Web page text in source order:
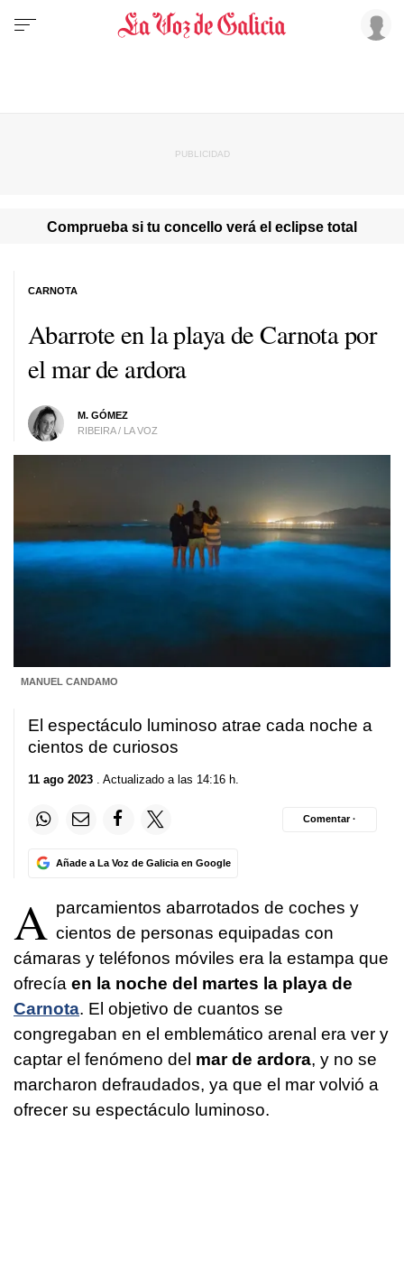
Comprueba si tu concello verá el eclipse total
Abarrote en la playa de Carnota por
el mar de ardora
M. GÓMEZ
RIBEIRA / LA VOZ
CARNOTA
MANUEL CANDAMO
El espectáculo luminoso atrae cada noche a
cientos de curiosos
11 ago 2023 . Actualizado a las 14:16 h.
Añade a La Voz de Galicia en Google
Comentar ·
A parcamientos abarrotados de coches y
cientos de personas equipadas con
cámaras y teléfonos móviles era la estampa que
ofrecía en la noche del martes la playa de
Carnota. El objetivo de cuantos se
congregaban en el emblemático arenal era ver y
captar el fenómeno del mar de ardora, y no se
marcharon defraudados, ya que el mar volvió a
ofrecer su espectáculo luminoso.